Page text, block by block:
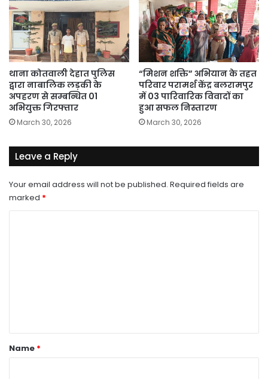
थाना कोतवाली देहात पुलिस
द्वारा नाबालिक लड़की के
अपहरण से सम्बन्धित 01
अभियुक्त गिरफ्तार
March 30, 2026
“मिशन शक्ति” अभियान के तहत
परिवार परामर्श केंद्र बलरामपुर
में 03 पारिवारिक विवादों का
हुआ सफल निस्तारण
March 30, 2026
Leave a Reply
Your email address will not be published. Required fields are
marked *
*Name *